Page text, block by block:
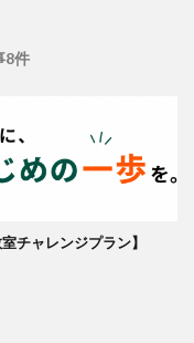
8件
室チャレンジプラン】